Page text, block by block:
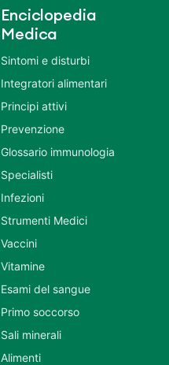
Enciclopedia
Medica
Sintomi e disturbi
Integratori alimentari
Principi attivi
Prevenzione
Glossario immunologia
Specialisti
Infezioni
Strumenti Medici
Vaccini
Vitamine
Esami del sangue
Primo soccorso
Sali minerali
Alimenti